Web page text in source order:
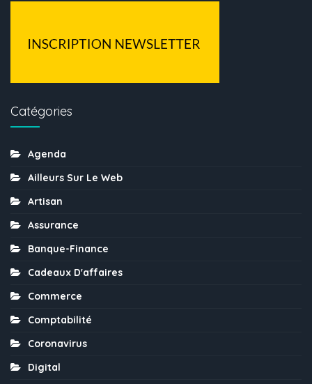
Catégories
Agenda
Ailleurs Sur Le Web
Artisan
Assurance
Banque-Finance
Cadeaux D'affaires
Commerce
Comptabilité
Coronavirus
Digital